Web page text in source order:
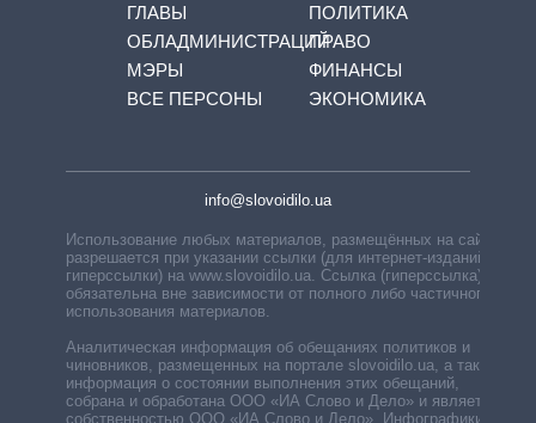
ГЛАВЫ
ОБЛАДМИНИСТРАЦИЙ
МЭРЫ
ВСЕ ПЕРСОНЫ
ПОЛИТИКА
ПРАВО
ФИНАНСЫ
ЭКОНОМИКА
info@slovoidilo.ua
Использование любых материалов, размещённых на сайте,
разрешается при указании ссылки (для интернет-изданий —
гиперссылки) на www.slovoidilo.ua. Ссылка (гиперссылка)
обязательна вне зависимости от полного либо частичного
использования материалов.
Аналитическая информация об обещаниях политиков и
чиновников, размещенных на портале slovoidilo.ua, а также
информация о состоянии выполнения этих обещаний,
собрана и обработана ООО «ИА Слово и Дело» и является
собственностью ООО «ИА Слово и Дело». Инфографики,